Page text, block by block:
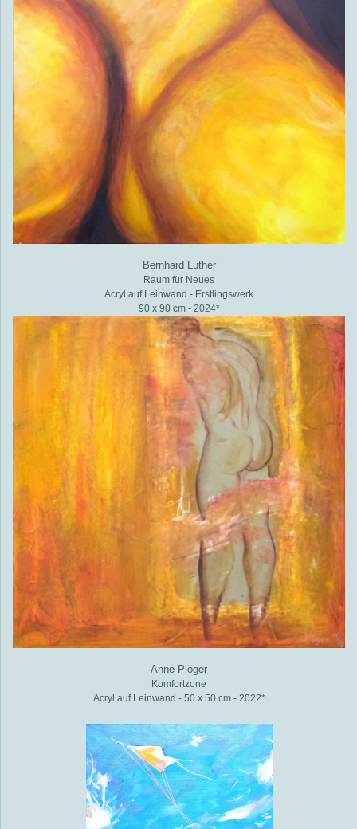
Bernhard Luther
Raum für Neues
Acryl auf Leinwand - Erstlingswerk
90 x 90 cm - 2024*
Anne Plöger
Komfortzone
Acryl auf Leinwand - 50 x 50 cm - 2022*